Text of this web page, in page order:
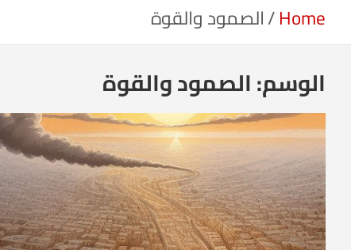
Home الصمود والقوة
الوسم:الصمود والقوة